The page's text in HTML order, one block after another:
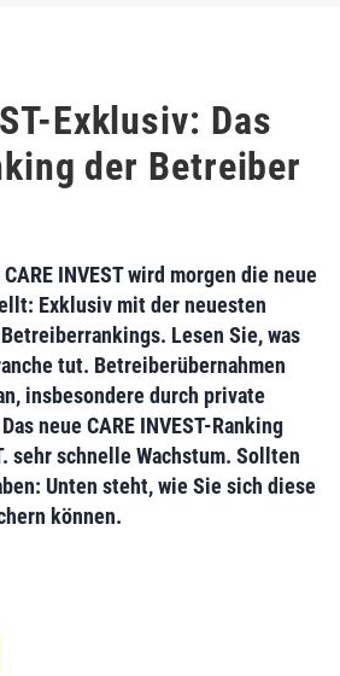
Exklusiv: Das
der Betreiber
INVEST wird morgen die neue
Exklusiv mit der neuesten
. Lesen Sie, was
tut. Betreiberübernahmen
insbesondere durch private
neue CARE INVEST-Ranking
sehr schnelle Wachstum. Sollten
Unten steht, wie Sie sich diese
können.